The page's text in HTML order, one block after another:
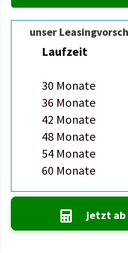
unser
Laufzeit
30 Monate
36 Monate
42 Monate
48 Monate
54 Monate
60 Monate
jetzt ab